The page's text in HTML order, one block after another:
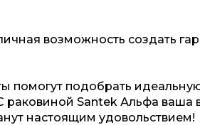
возможность создать
помогут подобрать
раковиной Santek Альфа ваша
настоящим удовольствием!